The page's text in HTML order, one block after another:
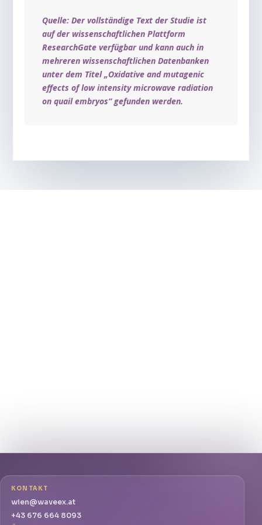
Quelle: Der vollständige Text der Studie ist
auf der wissenschaftlichen Plattform
ResearchGate verfügbar und kann auch in
mehreren wissenschaftlichen Datenbanken
unter dem Titel „Oxidative and mutagenic
effects of low intensity microwave radiation
on quail embryos“ gefunden werden.
KONTAKT
wien@waveex.at
+43 676 664 8093